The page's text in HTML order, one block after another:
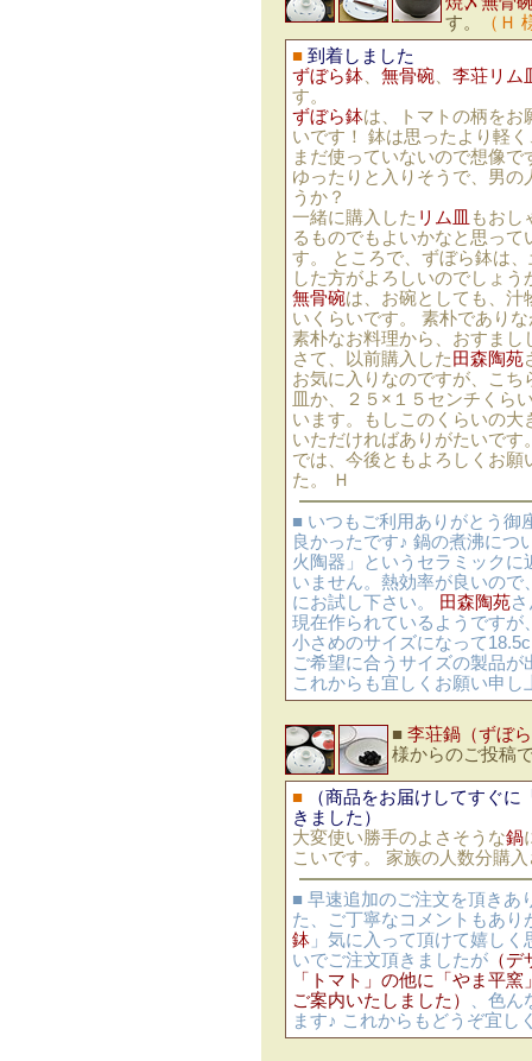
す。
（Ｈ
■ 到着しました
ずぼら鉢
無骨碗
李荘リム
す。
ずぼら鉢は、トマトの柄をお
いです！ 鉢は思ったより軽
まだ使っていないので想像
ゆったりと入りそうで、男
うか？
一緒に購入した リム皿 もおし
るものでもよいかなと思っ
す。 ところで、ずぼら鉢は
した方がよろしいのでしょう
無骨碗は、お碗としても、汁
いくらいです。 素朴であり
素朴なお料理から、おすま
さて、以前購入した 田森陶苑
お気に入りなのですが、こ
皿か、２５×１５センチくら
います。もしこのくらいの
いただければありがたいです
では、今後ともよろしくお
た。 Ｈ
■ いつもご利用ありがとう御
良かったです♪ 鍋の煮沸につ
火陶器」というセラミック
いません。熱効率が良いの
にお試し下さい。
田森陶苑
現在作られているようです
小さめのサイズになって
ご希望に合うサイズの製品
これからも宜しくお願い申し
■ 李荘鍋（ずぼ
様からのご投稿
■
（商品をお届けしてすぐ
きました）
大変使い勝手のよさそうな鍋
こいです。 家族の人数分購
■ 早速追加のご注文を頂きあ
た、ご丁寧なコメントもあり
鉢 」気に入って頂けて嬉し
いでご注文頂きましたが （
「トマト」の他に「やま平
ご案内いたしました）
、色
ます♪ これからもどうぞ宜し